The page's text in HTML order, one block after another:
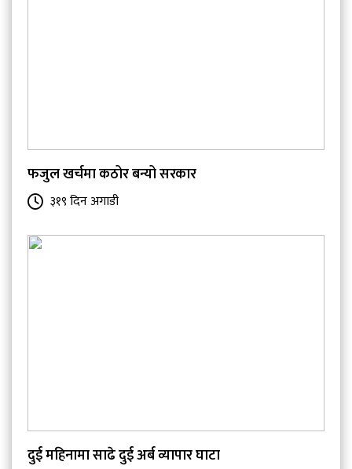
फजुल खर्चमा कठोर बन्यो सरकार
३१९ दिन अगाडी
दुई महिनामा साढे दुई अर्ब व्यापार घाटा